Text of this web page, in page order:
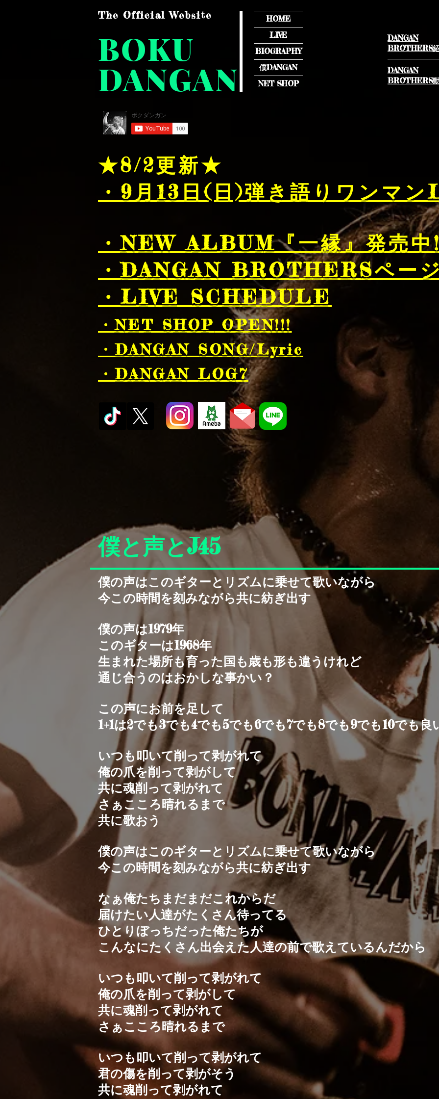
The Official Website
BOKU
DANGAN
HOME
LIVE
BIOGRAPHY
僕DANGAN
NET SHOP
DANGAN
BROTHERS
DANGAN
BROTHERS
★8/2更新★
・9月13日(日)弾き語りワンマ
・NEW ALBUM『一縁』発売
・DANGAN BROTHERSペー
・LIVE SCHEDULE
・NET SHOP ​ OPEN!!!
・DANGAN SONG/Lyric
・DANGAN LOG7​
僕と声とJ45
僕の声はこのギターとリズムに乗せて歌いながら
今この時間を刻みながら共に紡ぎ出す
僕の声は1979年
このギターは1968年
生まれた場所も育った国も歳も形も違うけれど
通じ合うのはおかしな事かい？
この声にお前を足して
1+1は2でも3でも4でも5でも6でも7でも8でも9でも10でも良
いつも叩いて削って剥がれて
俺の爪を削って剥がして
共に魂削って剥がれて
さぁこころ晴れるまで
共に歌おう
僕の声はこのギターとリズムに乗せて歌いながら
今この時間を刻みながら共に紡ぎ出す
なぁ俺たちまだまだこれからだ
届けたい人達がたくさん待ってる
ひとりぼっちだった俺たちが
こんなにたくさん出会えた人達の前で歌えているんだから
いつも叩いて削って剥がれて
俺の爪を削って剥がして
共に魂削って剥がれて
さぁこころ晴れるまで
いつも叩いて削って剥がれて
君の傷を削って剥がそう
共に魂削って剥がれて